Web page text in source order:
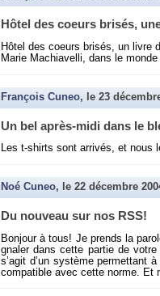
Hôtel des coeurs bri­sés,
Hôtel des coeurs bri­sés, un livre
Marie Ma­chia­velli, dans le monde
François Cuneo, le 23
Un bel après-midi dans le
Les t-shirts sont ar­ri­vés, et nous
Noé Cuneo, le 22 décembre
Du nou­veau sur nos RSS!
Bon­jour à tous! Je prends la
gna­ler dans cette par­tie de
s’agit d’un sys­tème per­met­tant
com­pa­tible avec cette norme.